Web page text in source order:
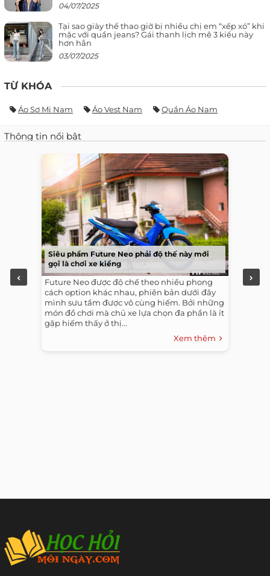
04/07/2025
Tại sao giày thể thao giờ bị nhiều chị em “xếp xó” khi
mặc với quần jeans? Gái thanh lịch mê 3 kiểu này
hơn hẳn
03/07/2025
TỪ KHÓA
Áo Sơ Mi Nam Áo Vest Nam Quần Áo Nam
Thông tin nổi bật
Siêu phẩm Future Neo phải độ thế này mới
gọi là chơi xe kiểng
Future Neo được độ chế theo nhiều phong
cách option khác nhau, phiên bản dưới đây
mình sưu tầm được vô cùng hiếm. Bởi những
món đồ chơi mà chủ xe lựa chọn đa phần là ít
gặp hiếm thấy ở thị...
Xem thêm